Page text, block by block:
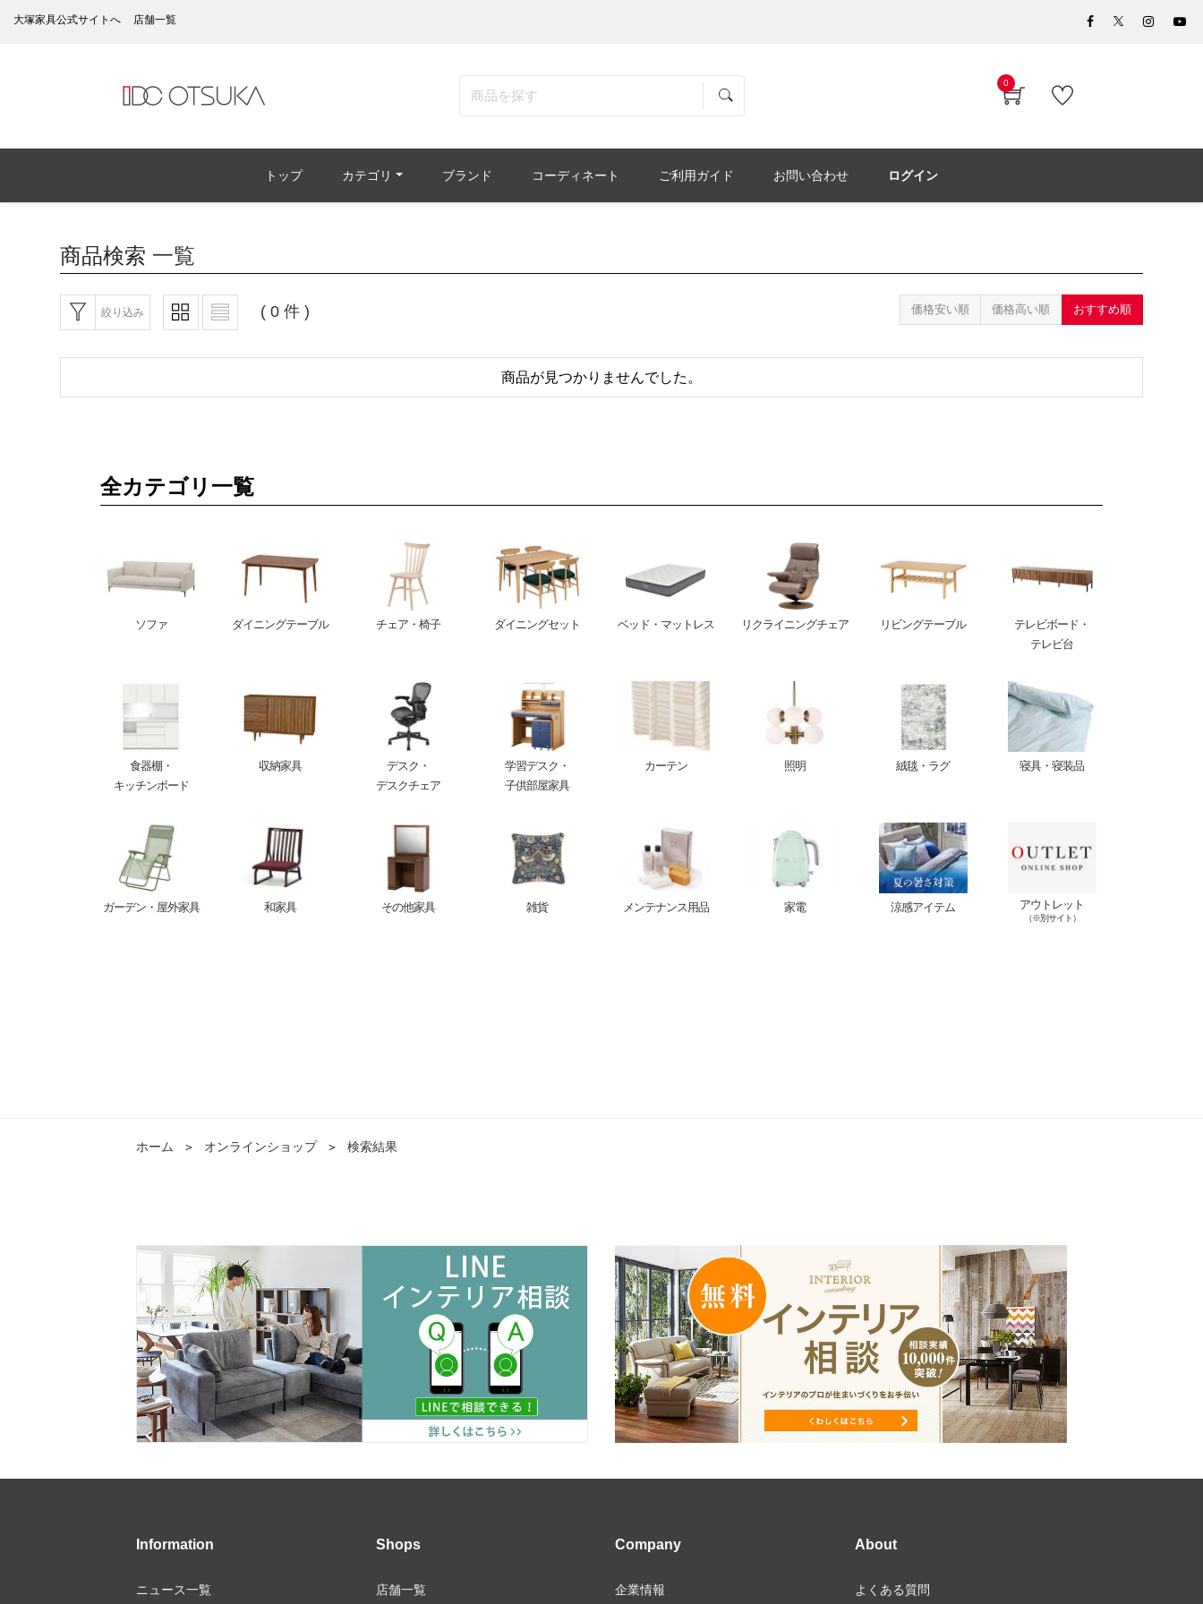
大塚家具公式サイトへ 店舗一覧
0
トップ カテゴリ ブランド コーディネート ご利用ガイド お問い合わせ ログイン
商品検索 一覧
絞り込み ( 0 件 ) 価格安い順 価格高い順 おすすめ順
商品が見つかりませんでした。
全カテゴリ一覧
ソファ ダイニングテーブル チェア・椅子 ダイニングセット ベッド・マットレス リクライニングチェア リビングテーブル
テレビボード・
テレビ台
食器棚・
キッチンボード
収納家具
デスク・
デスクチェア
学習デスク・
子供部屋家具
カーテン 照明 絨毯・ラグ 寝具・寝装品
ガーデン・屋外家具 和家具 その他家具 雑貨 メンテナンス用品 家電 涼感アイテム アウトレット
（※別サイト）
ホーム ＞ オンラインショップ ＞ 検索結果
Information
ニュース一覧
Shops
店舗一覧
Company
企業情報
About
よくある質問